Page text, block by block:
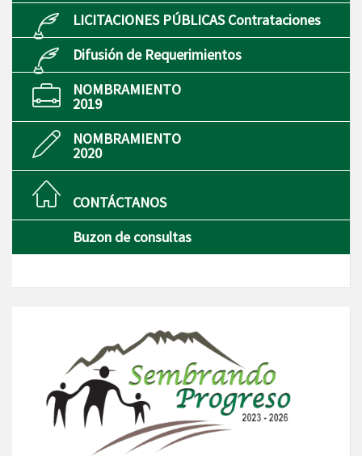
LICITACIONES PÚBLICAS Contrataciones
Difusión de Requerimientos
NOMBRAMIENTO
2019
NOMBRAMIENTO
2020
CONTÁCTANOS
Buzon de consultas